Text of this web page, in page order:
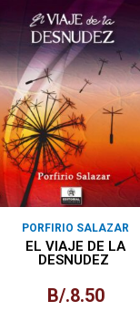
PORFIRIO SALAZAR
EL VIAJE DE LA
DESNUDEZ
B/.8.50